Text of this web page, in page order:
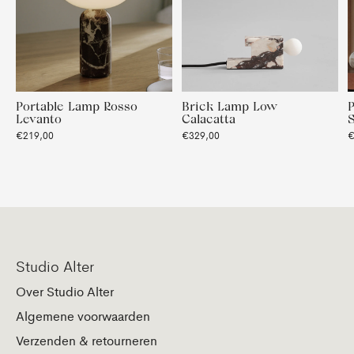
Portable Lamp Rosso
Levanto
€219,00
Brick Lamp Low
Calacatta
€329,00
Studio Alter
Over Studio Alter
Algemene voorwaarden
Verzenden & retourneren